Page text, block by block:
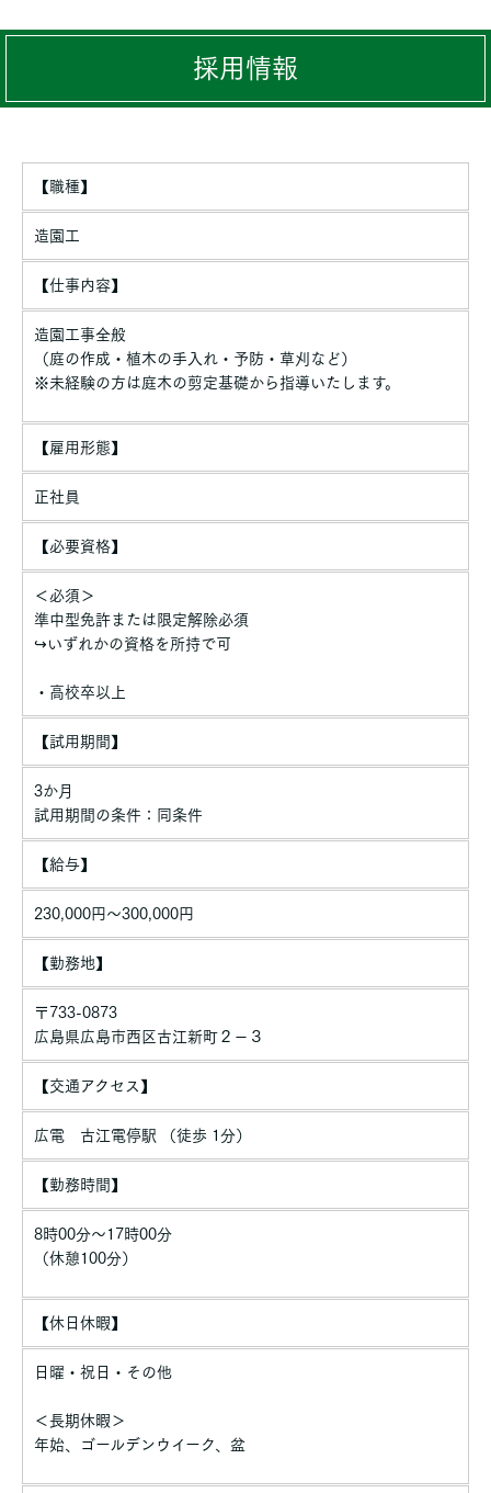
採用情報
【職種】
造園工
【仕事内容】
造園工事全般
（庭の作成・植木の手入れ・予防・草刈など）
※未経験の方は庭木の剪定基礎から指導いたします。
【雇用形態】
正社員
【必要資格】
＜必須＞
準中型免許または限定解除必須
↪いずれかの資格を所持で可
・高校卒以上
【試用期間】
3か月
試用期間の条件：同条件
【給与】
230,000円〜300,000円
【勤務地】
〒733-0873
広島県広島市西区古江新町２－３
【交通アクセス】
広電 古江電停駅 （徒歩 1分）
【勤務時間】
8時00分〜17時00分
（休憩100分）
【休日休暇】
日曜・祝日・その他
＜長期休暇＞
年始、ゴールデンウイーク、盆